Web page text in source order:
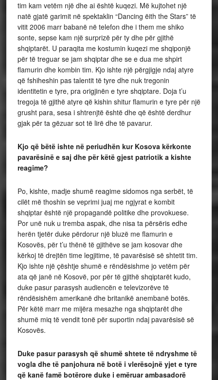
tim kam vetëm një dhe ai është kuqezi. Më kujtohet një
natë gjatë garimit në spektaklin “Dancing ëith the Stars” të
vitit 2006 marr babanë në telefon dhe i them me shiko
sonte, sepse kam një surprizë për ty dhe për gjithë
shqiptarët. U paraqita me kostumin kuqezi me shqiponjë
për të treguar se jam shqiptar dhe se e dua me shpirt
flamurin dhe kombin tim. Kjo ishte një përgjigje ndaj atyre
që fshiheshin pas talentit të tyre dhe nuk tregonin
identitetin e tyre, pra origjinën e tyre shqiptare. Doja t’u
tregoja të gjithë atyre që kishin shitur flamurin e tyre për një
grusht para, sesa i shtrenjtë është dhe që është derdhur
gjak për ta gëzuar sot të lirë dhe të pavarur.
Kjo që bëtë ishte në periudhën kur Kosova kërkonte
pavarësinë e saj dhe për këtë gjest patriotik a kishte
reagime?
Po, kishte, madje shumë reagime sidomos nga serbët, të
cilët më thoshin se veprimi juaj me ngjyrat e kombit
shqiptar është një propagandë politike dhe provokuese.
Por unë nuk u tremba aspak, dhe nisa ta përsëris edhe
herën tjetër duke përdorur një bluzë me flamurin e
Kosovës, për t’u thënë të gjithëve se jam kosovar dhe
kërkoj të drejtën time legjitime, të pavarësisë së shtetit tim.
Kjo ishte një çështje shumë e rëndësishme jo vetëm për
ata që janë në Kosovë, por për të gjithë shqiptarët kudo,
duke pasur parasysh audiencën e televizorëve të
rëndësishëm amerikanë dhe britanikë anembanë botës.
Për këtë marr me mijëra mesazhe nga shqiptarët dhe
shumë miq të vendit tonë për suportin ndaj pavarësisë së
Kosovës.
Duke pasur parasysh që shumë shtete të ndryshme të
vogla dhe të panjohura në botë i vlerësojnë yjet e tyre
që kanë famë botërore duke i emëruar ambasadorë